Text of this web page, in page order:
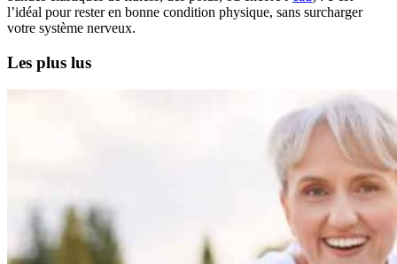
l’idéal pour rester en bonne condition physique, sans surcharger
votre système nerveux.
Les plus lus